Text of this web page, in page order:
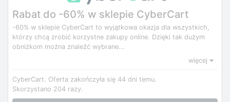
Rabat do -60% w sklepie CyberCart
-60% w sklepie CyberCart to wyjątkowa okazja dla wszystkich,
którzy chcą zrobić korzystne zakupy online. Dzięki tak dużym
obniżkom można znaleźć wybrane...
więcej
CyberCart. Oferta zakończyła się 44 dni temu.
Skorzystano 204 razy.